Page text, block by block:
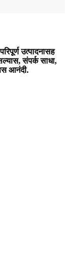
उत्पादनासह
संपर्क साधा,
आनंदी.